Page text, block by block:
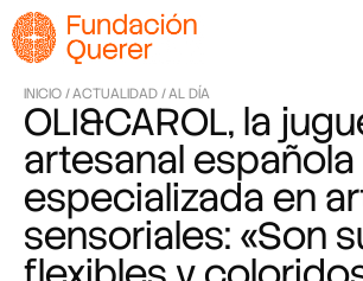
INICIO /ACTUALIDAD /AL DÍA
OLI&CAROL, la
artesanal española
especializada en
sensoriales: «Son